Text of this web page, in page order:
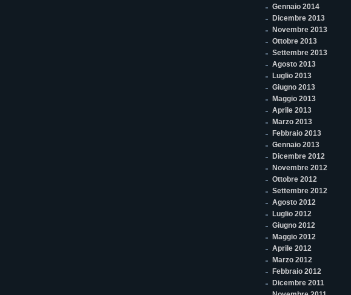
Gennaio 2014
Dicembre 2013
Novembre 2013
Ottobre 2013
Settembre 2013
Agosto 2013
Luglio 2013
Giugno 2013
Maggio 2013
Aprile 2013
Marzo 2013
Febbraio 2013
Gennaio 2013
Dicembre 2012
Novembre 2012
Ottobre 2012
Settembre 2012
Agosto 2012
Luglio 2012
Giugno 2012
Maggio 2012
Aprile 2012
Marzo 2012
Febbraio 2012
Dicembre 2011